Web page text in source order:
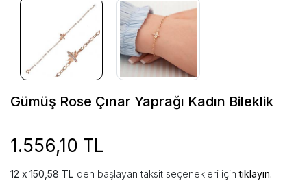
Gümüş Rose Çınar Yaprağı Kadın Bileklik
1.556,10 TL
150,58 TL'den başlayan taksit seçenekleri içintıklayın.